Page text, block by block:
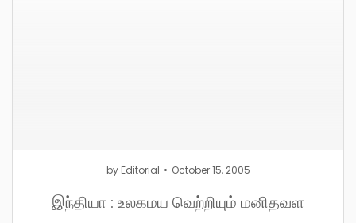
by Editorial October 15, 2005
இந்தியா : உலகமய வெற்றியும் மனிதவள